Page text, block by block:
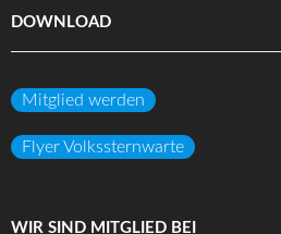
DOWNLOAD
Mitglied werden
Flyer Volkssternwarte
WIR SIND MITGLIED BEI